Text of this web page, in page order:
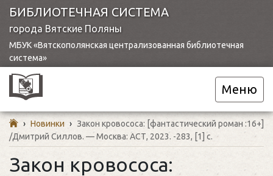
БИБЛИОТЕЧНАЯ СИСТЕМА
города Вятские Поляны
МБУК «Вятскополянская централизованная библиотечная
система»
Меню
› Новинки › Закон кровососа: [фантастический роман :16+]
/Дмитрий Силлов. — Москва: АСТ, 2023. -283, [1] с.
Закон кровососа: